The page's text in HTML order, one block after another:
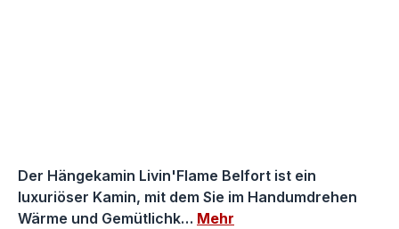
Der Hängekamin Livin'Flame Belfort ist ein
luxuriöser Kamin, mit dem Sie im Handumdrehen
Wärme und Gemütlichk… Mehr